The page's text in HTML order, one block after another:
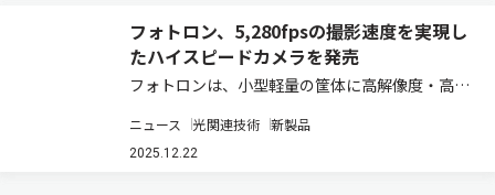
フォトロン、5,280fpsの撮影速度を実現し
たハイスピードカメラを発売
フォトロンは、小型軽量の筐体に高解像度・高感
メラ「FASTCAM Mini W5/W2」を発売すると発表
した（製品ページ）。 「Mini W5」は、従来機種
ニュース 光関連技術 新製品
2025.12.22